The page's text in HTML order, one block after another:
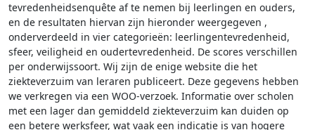
tevredenheidsenquête af te nemen bij leerlingen en ouders,
en de resultaten hiervan zijn hieronder weergegeven ,
onderverdeeld in vier categorieën: leerlingentevredenheid,
sfeer, veiligheid en oudertevredenheid. De scores verschillen
per onderwijssoort. Wij zijn de enige website die het
ziekteverzuim van leraren publiceert. Deze gegevens hebben
we verkregen via een WOO-verzoek. Informatie over scholen
met een lager dan gemiddeld ziekteverzuim kan duiden op
een betere werksfeer, wat vaak een indicatie is van hogere